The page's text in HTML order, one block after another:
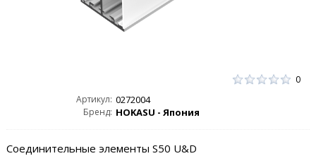
0
Артикул: 0272004
Бренд: HOKASU - Япония
Соединительные элементы S50 U&D